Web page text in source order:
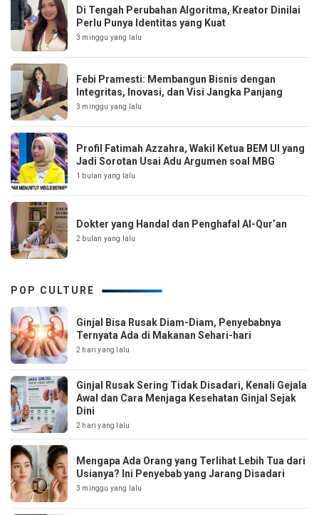
Di Tengah Perubahan Algoritma, Kreator Dinilai
Perlu Punya Identitas yang Kuat
3 minggu yang lalu
Febi Pramesti: Membangun Bisnis dengan
Integritas, Inovasi, dan Visi Jangka Panjang
3 minggu yang lalu
Profil Fatimah Azzahra, Wakil Ketua BEM UI yang
Jadi Sorotan Usai Adu Argumen soal MBG
1 bulan yang lalu
Dokter yang Handal dan Penghafal Al-Qur’an
2 bulan yang lalu
POP CULTURE
Ginjal Bisa Rusak Diam-Diam, Penyebabnya
Ternyata Ada di Makanan Sehari-hari
2 hari yang lalu
Ginjal Rusak Sering Tidak Disadari, Kenali Gejala
Awal dan Cara Menjaga Kesehatan Ginjal Sejak
Dini
2 hari yang lalu
Mengapa Ada Orang yang Terlihat Lebih Tua dari
Usianya? Ini Penyebab yang Jarang Disadari
3 minggu yang lalu